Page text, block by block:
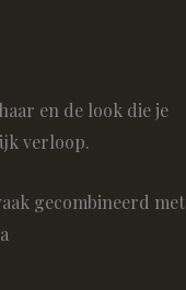
en de look die je
verloop.
gecombineerd met